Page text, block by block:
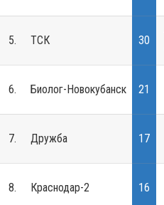
5. ТСК 30
6. Биолог-Новокубанск 21
7. Дружба 17
8. Краснодар-2 16